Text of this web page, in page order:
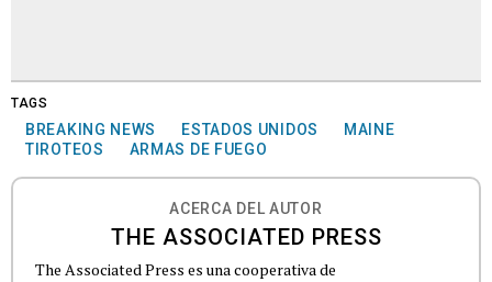
TAGS
BREAKING NEWS ESTADOS UNIDOS
MAINE
TIROTEOS
ARMAS DE FUEGO
ACERCA DEL AUTOR
THE ASSOCIATED PRESS
The Associated Press es una cooperativa de